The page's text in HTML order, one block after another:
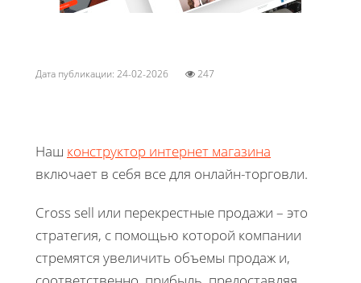
Дата публикации: 24-02-2026 247
Наш конструктор интернет магазина
включает в себя все для онлайн-торговли.
Cross sell или перекрестные продажи – это
стратегия, с помощью которой компании
стремятся увеличить объемы продаж и,